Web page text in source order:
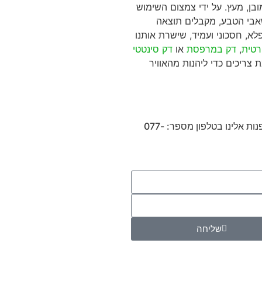
מעץ. על ידי צמצום השימוש
הטבע, מקבלים תוצאה
חסכוני ועמיד, שישרת אותנו
, דק במרפסת או דק סינטטי
כדי ליהנות מהאוויר
. אנחנו מזמינים אתכם לפנות אלינו בטלפון מספר: 077-
שליחה